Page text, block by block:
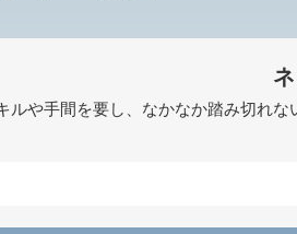
ルや手間を要し、なかなか踏み切れ